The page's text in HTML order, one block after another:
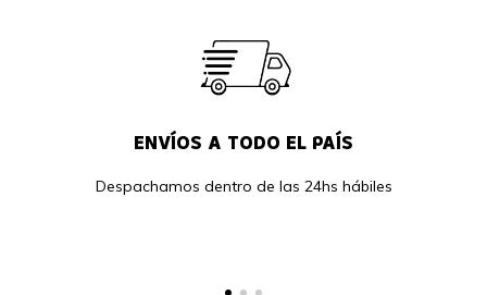
ENVÍOS A TODO EL PAÍS
Despachamos dentro de las 24hs hábiles